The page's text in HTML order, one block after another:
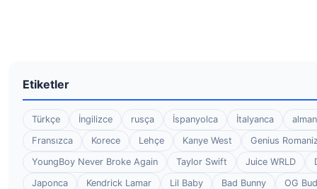
Etiketler
Türkçe İngilizce rusça İspanyolca İtalyanca
Fransızca
Korece Lehçe Kanye West
Genius
YoungBoy Never Broke Again
Taylor Swift Juice WRLD
Japonca
Kendrick Lamar Lil Baby Bad Bunny
OG